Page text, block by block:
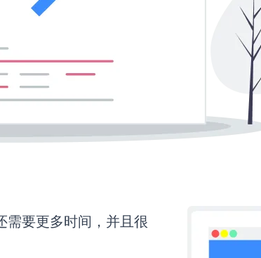
要更多时间，并且很